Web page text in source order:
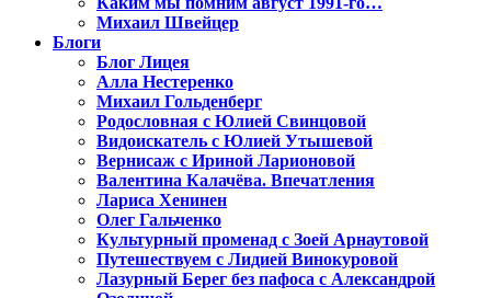
Михаил Швейцер
Блоги
Блог Лицея
Алла Нестеренко
Михаил Гольденберг
Родословная с Юлией Свинцовой
Видоискатель с Юлией Утышевой
Вернисаж с Ириной Ларионовой
Валентина Калачёва. Впечатления
Лариса Хенинен
Олег Гальченко
Культурный променад с Зоей Арнаутовой
Путешествуем с Лидией Винокуровой
Лазурный Берег без пафоса с Александрой